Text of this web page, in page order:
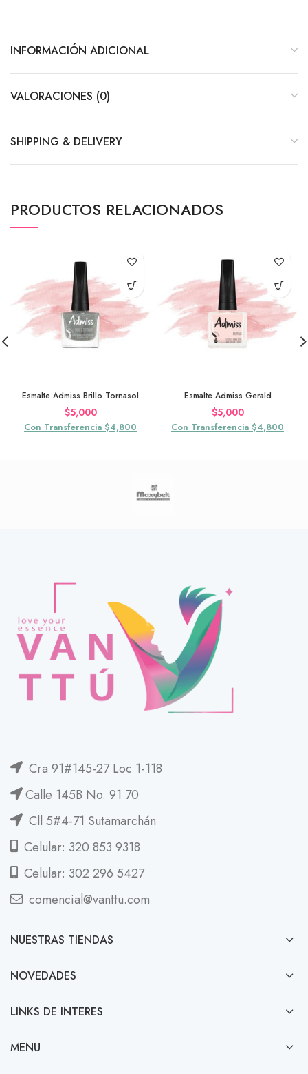
INFORMACIÓN ADICIONAL
VALORACIONES (0)
SHIPPING & DELIVERY
PRODUCTOS RELACIONADOS
Esmalte Admiss Brillo Tornasol
$5,000
Con Transferencia $4,800
Esmalte Admiss Gerald
$5,000
Con Transferencia $4,800
Cra 91#145-27 Loc 1-118
Calle 145B No. 91 70
Cll 5#4-71 Sutamarchán
Celular: 320 853 9318
Celular: 302 296 5427
comencial@vanttu.com
NUESTRAS TIENDAS
NOVEDADES
LINKS DE INTERES
MENU